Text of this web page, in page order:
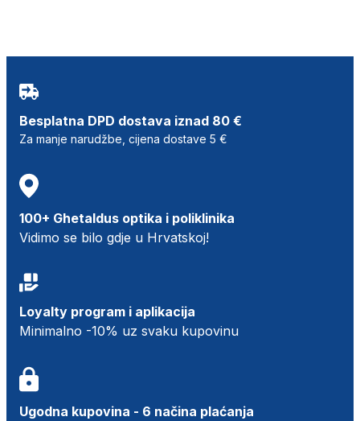
Besplatna DPD dostava iznad 80 €
Za manje narudžbe, cijena dostave 5 €
100+ Ghetaldus optika i poliklinika
Vidimo se bilo gdje u Hrvatskoj!
Loyalty program i aplikacija
Minimalno -10% uz svaku kupovinu
Ugodna kupovina - 6 načina plaćanja